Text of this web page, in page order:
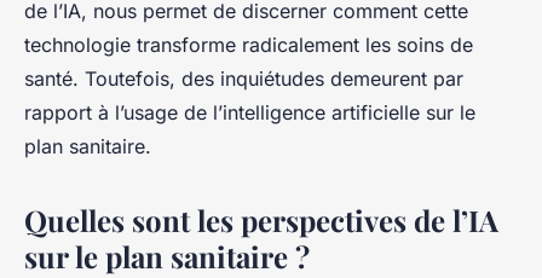
de l’IA, nous permet de discerner comment cette
technologie transforme radicalement les soins de
santé. Toutefois, des inquiétudes demeurent par
rapport à l’usage de l’intelligence artificielle sur le
plan sanitaire.
Quelles sont les perspectives de l’IA
sur le plan sanitaire ?